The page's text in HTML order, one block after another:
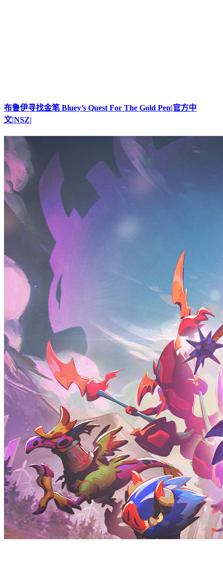
布鲁伊寻找金笔 Bluey’s Quest For The Gold Pen|官方中
文|NSZ|